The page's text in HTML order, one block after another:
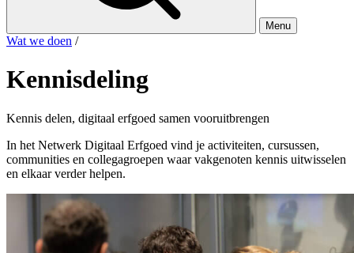
Menu
Wat we doen /
Kennisdeling
Kennis delen, digitaal erfgoed samen vooruitbrengen
In het Netwerk Digitaal Erfgoed vind je activiteiten, cursussen,
communities en collegagroepen waar vakgenoten kennis uitwisselen
en elkaar verder helpen.